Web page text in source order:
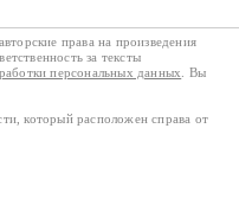
авторские права на произведения
за тексты
персональных данных
. Вы
который расположен справа от